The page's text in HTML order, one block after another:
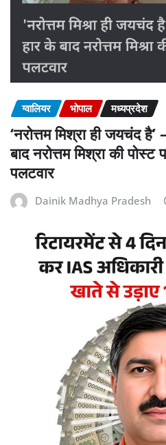
ग्वालियर भोपाल मध्यप्रदेश
‘नरोत्तम मिश्रा ही जयचंद
बाद नरोत्तम मिश्रा की
पलटवार
Dainik Madhya Pradesh